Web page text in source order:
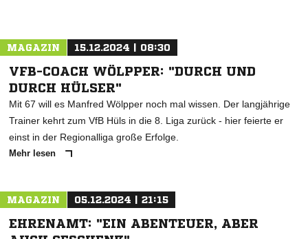
MAGAZIN 15.12.2024 | 08:30
VFB-COACH WÖLPPER: "DURCH UND
DURCH HÜLSER"
Mit 67 will es Manfred Wölpper noch mal wissen. Der langjährige
Trainer kehrt zum VfB Hüls in die 8. Liga zurück - hier feierte er
einst in der Regionalliga große Erfolge.
Mehr lesen
MAGAZIN 05.12.2024 | 21:15
EHRENAMT: "EIN ABENTEUER, ABER